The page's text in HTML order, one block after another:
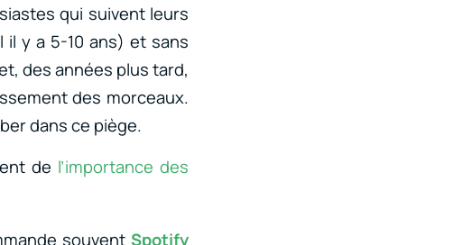
qui suivent leurs
y a 5-10 ans) et sans
des années plus tard,
des morceaux.
dans ce piège.
de l’importance des
souvent Spotify